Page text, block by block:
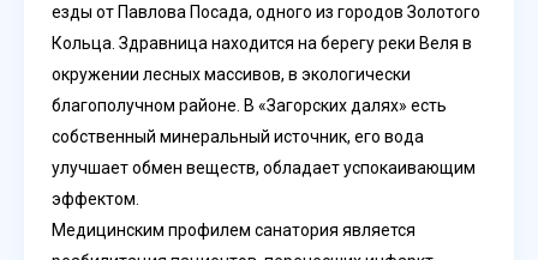
езды от Павлова Посада, одного из городов Золотого
Кольца. Здравница находится на берегу реки Веля в
окружении лесных массивов, в экологически
благополучном районе. В «Загорских далях» есть
собственный минеральный источник, его вода
улучшает обмен веществ, обладает успокаивающим
эффектом.
Медицинским профилем санатория является